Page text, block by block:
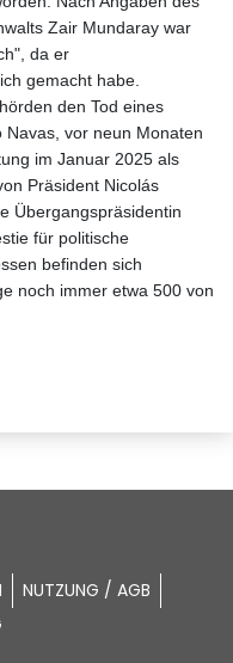
Zair Mundaray war
da er
gemacht habe.
den Tod eines
vor neun Monaten
im Januar 2025 als
Präsident Nicolás
Übergangspräsidentin
für politische
befinden sich
noch immer etwa 500 von
NUTZUNG / AGB